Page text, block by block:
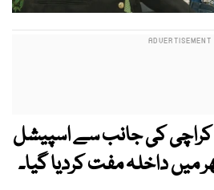
کی جانب سے اسپیشل
میں داخلہ مفت کردیا گیا۔